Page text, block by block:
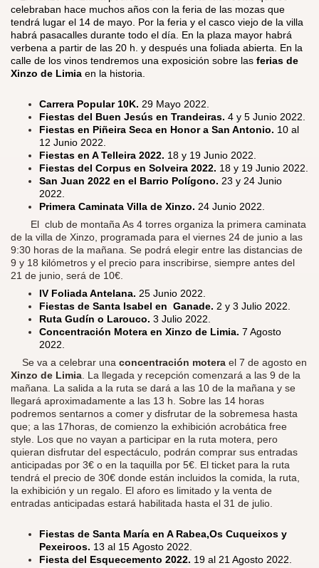
celebraban hace muchos años con la feria de las mozas que
tendrá lugar el 14 de mayo. Por la feria y el casco viejo de la villa
habrá pasacalles durante todo el día. En la plaza mayor habrá
verbena a partir de las 20 h. y después una foliada abierta. En la
calle de los vinos tendremos una exposición sobre las ferias de
Xinzo de Limia en la historia.
Carrera Popular 10K. 29 Mayo 2022.
Fiestas del Buen Jesús en Trandeiras. 4 y 5 Junio 2022.
Fiestas en Piñeira Seca en Honor a San Antonio. 10 al
12 Junio 2022.
Fiestas en A Telleira 2022. 18 y 19 Junio 2022.
Fiestas del Corpus en Solveira 2022. 18 y 19 Junio 2022.
San Juan 2022 en el Barrio Polígono. 23 y 24 Junio
2022.
Primera Caminata Villa de Xinzo. 24 Junio 2022.
El club de montaña As 4 torres organiza la primera caminata
de la villa de Xinzo, programada para el viernes 24 de junio a las
9:30 horas de la mañana. Se podrá elegir entre las distancias de
9 y 18 kilómetros y el precio para inscribirse, siempre antes del
21 de junio, será de 10€.
IV Foliada Antelana. 25 Junio 2022.
Fiestas de Santa Isabel en Ganade. 2 y 3 Julio 2022.
Ruta Gudín o Larouco. 3 Julio 2022.
Concentración Motera en Xinzo de Limia. 7 Agosto
2022.
Se va a celebrar una concentración motera el 7 de agosto en
Xinzo de Limia. La llegada y recepción comenzará a las 9 de la
mañana. La salida a la ruta se dará a las 10 de la mañana y se
llegará aproximadamente a las 13 h. Sobre las 14 horas
podremos sentarnos a comer y disfrutar de la sobremesa hasta
que; a las 17horas, de comienzo la exhibición acrobática free
style. Los que no vayan a participar en la ruta motera, pero
quieran disfrutar del espectáculo, podrán comprar sus entradas
anticipadas por 3€ o en la taquilla por 5€. El ticket para la ruta
tendrá el precio de 30€ donde están incluidos la comida, la ruta,
la exhibición y un regalo. El aforo es limitado y la venta de
entradas anticipadas estará habilitada hasta el 31 de julio.
Fiestas de Santa María en A Rabea,Os Cuqueixos y
Pexeiroos. 13 al 15 Agosto 2022.
Fiesta del Esquecemento 2022. 19 al 21 Agosto 2022.